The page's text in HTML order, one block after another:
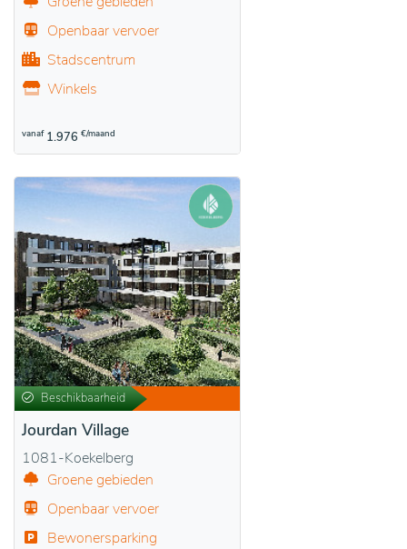
Openbaar vervoer
Stadscentrum
Winkels
vanaf 1.976 €/maand
Beschikbaarheid
Jourdan Village
1081-Koekelberg
Groene gebieden
Openbaar vervoer
Bewonersparking